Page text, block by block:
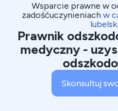
Wsparcie prawne w
zadośćuczynieniachw
Prawnik
medyczny -
Skonsultuj